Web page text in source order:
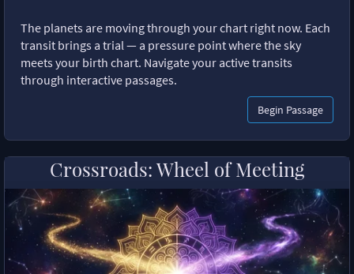
The planets are moving through your chart right now. Each
transit brings a trial — a pressure point where the sky
meets your birth chart. Navigate your active transits
through interactive passages.
Begin Passage
Crossroads: Wheel of Meeting